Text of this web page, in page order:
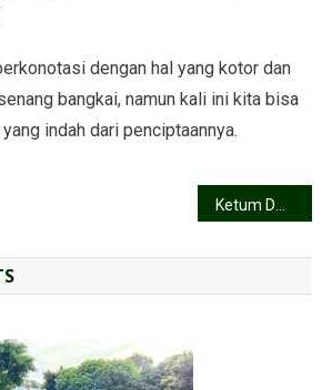
dengan hal yang kotor dan
bangkai, namun kali ini kita bisa
indah dari penciptaannya.